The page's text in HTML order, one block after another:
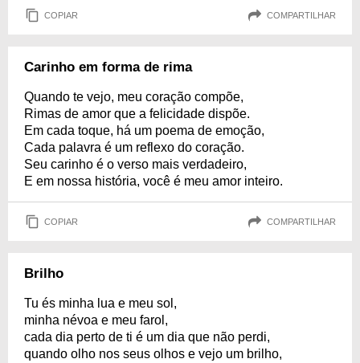
COPIAR COMPARTILHAR
Carinho em forma de rima
Quando te vejo, meu coração compõe,
Rimas de amor que a felicidade dispõe.
Em cada toque, há um poema de emoção,
Cada palavra é um reflexo do coração.
Seu carinho é o verso mais verdadeiro,
E em nossa história, você é meu amor inteiro.
COPIAR COMPARTILHAR
Brilho
Tu és minha lua e meu sol,
minha névoa e meu farol,
cada dia perto de ti é um dia que não perdi,
quando olho nos seus olhos e vejo um brilho,